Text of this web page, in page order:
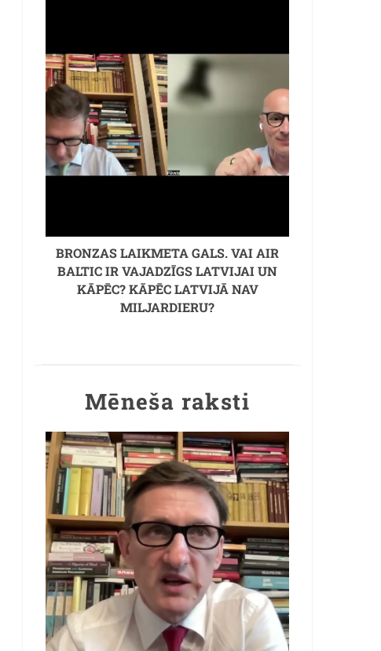
BRONZAS LAIKMETA GALS. VAI AIR
BALTIC IR VAJADZĪGS LATVIJAI UN
KĀPĒC? KĀPĒC LATVIJĀ NAV
MILJARDIERU?
Mēneša raksti